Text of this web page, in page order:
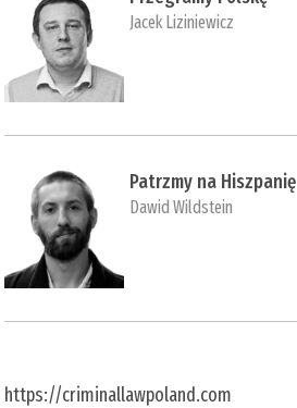
Jacek Liziniewicz
Patrzmy na Hiszpanię
Dawid Wildstein
https://criminallawpoland.com